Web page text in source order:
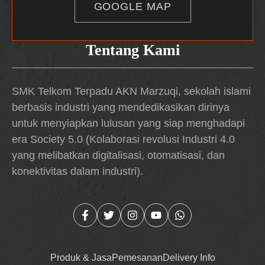
Tentang Kami
SMK Telkom Terpadu AKN Marzuqi, sekolah islami
berbasis industri yang mendedikasikan dirinya
untuk menyiapkan lulusan yang siap menghadapi
era Society 5.0 (Kolaborasi revolusi Industri 4.0
yang melibatkan digitalisasi, otomatisasi, dan
konektivitas dalam industri).
Produk & JasaPemesananDelivery Info
GOOGLE MAP